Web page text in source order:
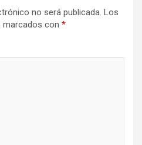
no será publicada. Los
con *